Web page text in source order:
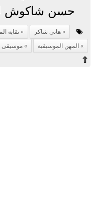
حسن شاكوش
هاني شاكر نقابة
المهن الموسيقية
موسيقى
⇧